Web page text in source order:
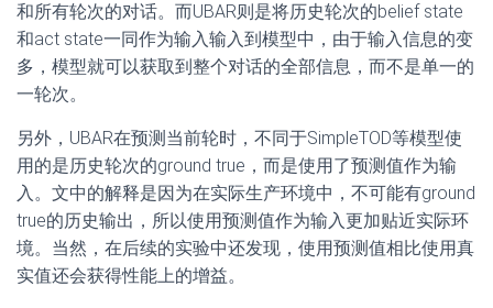
和所有轮次的对话。而UBAR则是将历史轮次的belief state
和act state一同作为输入输入到模型中，由于输入信息的变
多，模型就可以获取到整个对话的全部信息，而不是单一的
一轮次。
另外，UBAR在预测当前轮时，不同于SimpleTOD等模型使
用的是历史轮次的ground true，而是使用了预测值作为输
入。文中的解释是因为在实际生产环境中，不可能有ground
true的历史输出，所以使用预测值作为输入更加贴近实际环
境。当然，在后续的实验中还发现，使用预测值相比使用真
实值还会获得性能上的增益。